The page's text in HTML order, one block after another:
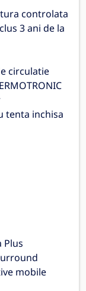
controlata
3 ani de la
circulatie
tenta inchisa
Plus
mobile